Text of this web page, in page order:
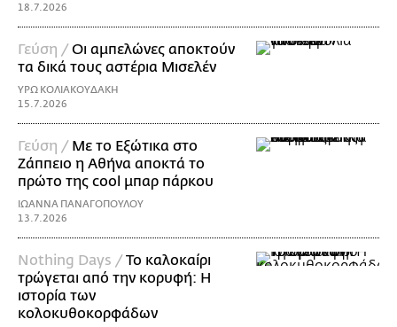
18.7.2026
Γεύση /Οι αμπελώνες αποκτούν
τα δικά τους αστέρια Μισελέν
ΥΡΩ ΚΟΛΙΑΚΟΥΔΑΚΗ
15.7.2026
Γεύση / Με το Εξώτικα στο
Ζάππειο η Αθήνα αποκτά το
πρώτο της cool μπαρ πάρκου
ΙΩΑΝΝΑ ΠΑΝΑΓΟΠΟΥΛΟΥ
13.7.2026
Nothing Days /Το καλοκαίρι
τρώγεται από την κορυφή: H
ιστορία των
κολοκυθοκορφάδων